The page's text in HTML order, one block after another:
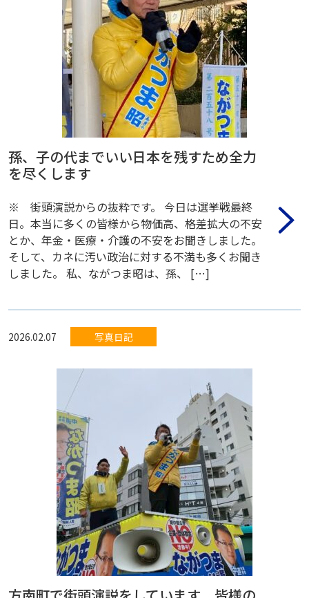
孫、子の代までいい日本を残すため全力
を尽くします
※ 街頭演説からの抜粋です。 今日は選挙戦最終
日。本当に多くの皆様から物価高、格差拡大の不安
とか、年金・医療・介護の不安をお聞きしました。
そして、カネに汚い政治に対する不満も多くお聞き
しました。 私、ながつま昭は、孫、 […]
2026.02.07 写真日記